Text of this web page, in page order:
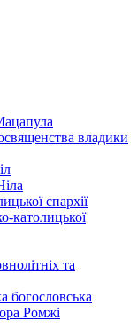
владики
єпархії
католицької
та
богословська
Ромжі